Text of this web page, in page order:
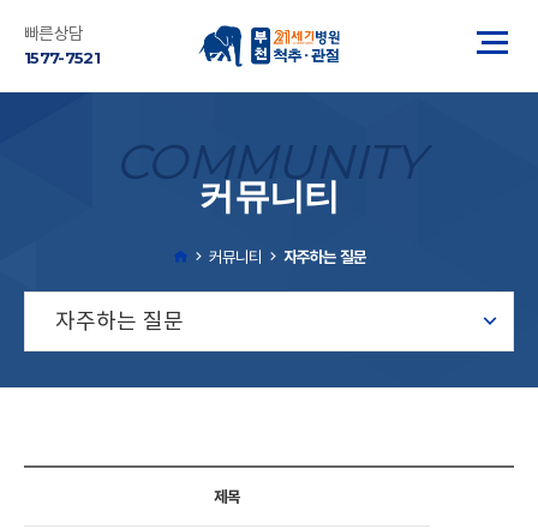
빠른상담
1577-7521
COMMUNITY
커뮤니티
커뮤니티 자주하는 질문
자주하는 질문
제목